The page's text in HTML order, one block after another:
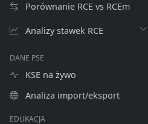
Porównanie RCE vs RCEm
Analizy stawek RCE
DANE PSE
KSE na żywo
Analiza import/eksport
EDUKACJA